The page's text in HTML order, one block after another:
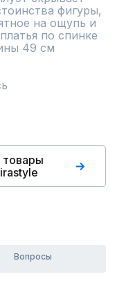
фигуры,
на ощупь и
по спинке
49 см
товары
Вопросы